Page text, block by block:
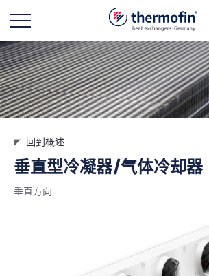
回到概述
垂直型冷凝器/气体冷却器
垂直方向